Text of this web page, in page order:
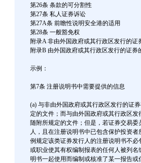
第26条 条款的可分割性
第27条 私人证券诉讼
第27A条 前瞻性说明安全港的适用
第28条 一般豁免权
附录A 非由外国政府或其行政区发行的证
附录B 由外国政府或其行政区发行的证券
示例：
第7条 注册说明书中需要提供的信息
(a) 与非由外国政府或其行政区发行的证
定的文件；而与由外国政府或其行政区
随附所规定的文件；但是，若证券交易
人，且在注册说明书中已包含保护投资
例规定该类证券发行人的注册说明书不
或职业使其有权编制报表的任何人被列
明书一起使用而编制或核准了某一报告